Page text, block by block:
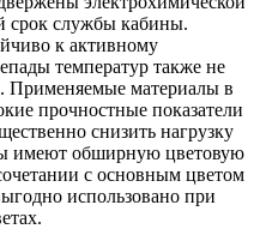
срок службы кабины.
к активному
температур также не
материалы в
прочностные показатели
снизить нагрузку
имеют обширную цветовую
с основным цветом
использовано при